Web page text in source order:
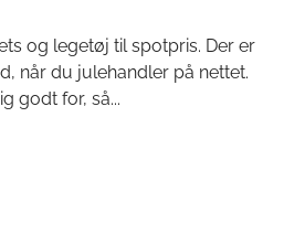
og legetøj til spotpris. Der er
når du julehandler på nettet.
godt for, så...